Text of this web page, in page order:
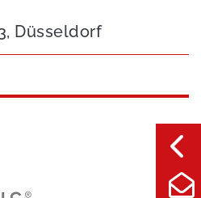
Düsseldorf